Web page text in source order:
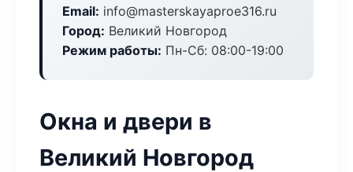
Email: info@masterskayaproe316.ru
Город: Великий Новгород
Режим работы: Пн-Сб: 08:00-19:00
Окна и двери в
Великий Новгород